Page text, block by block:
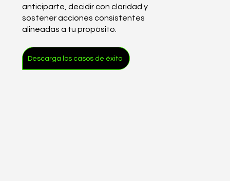
anticiparte, decidir con claridad y
sostener acciones consistentes
alineadas a tu propósito.
Descarga los casos de éxito